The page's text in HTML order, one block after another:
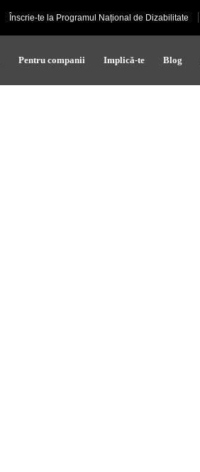
Înscrie-te la Programul Național de Dizabilitate
Pentru companii Implică-te Blog